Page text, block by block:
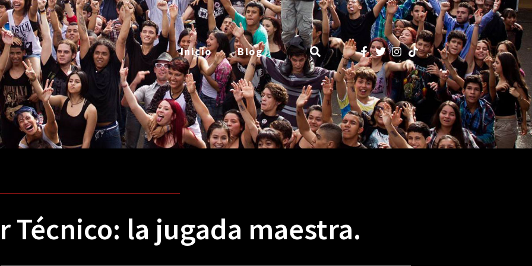
Inicio Blog
Técnico: la jugada maestra.